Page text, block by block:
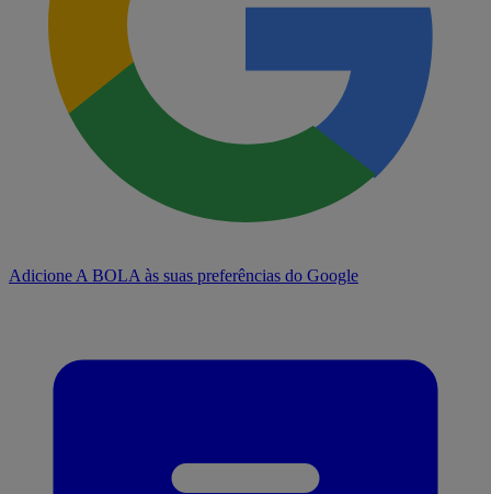
Adicione A BOLA às suas preferências do Google